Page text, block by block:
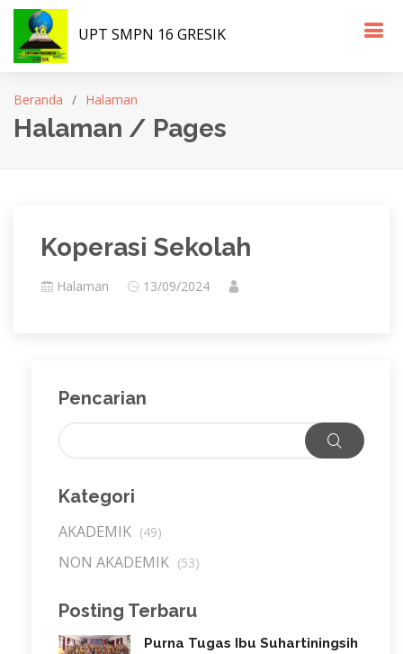
UPT SMPN 16 GRESIK
Beranda Halaman
Halaman / Pages
Koperasi Sekolah
Halaman 13/09/2024
Pencarian
Kategori
AKADEMIK (49)
NON AKADEMIK (53)
Posting Terbaru
Purna Tugas Ibu Suhartiningsih